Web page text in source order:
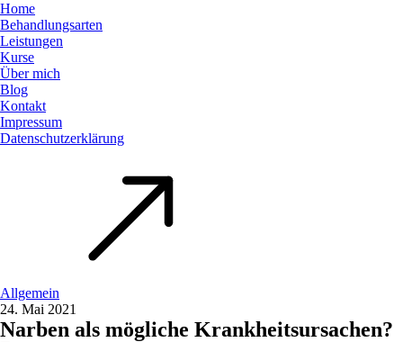
Home
Behandlungsarten
Leistungen
Kurse
Über mich
Blog
Kontakt
Impressum
Datenschutzerklärung
Allgemein
24. Mai 2021
Narben als mögliche Krankheitsursachen?